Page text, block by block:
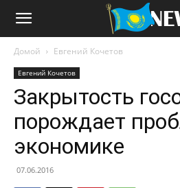
Домой Евгений Кочетов
Евгений Кочетов
Закрытость
порождает
экономике
07.06.2016